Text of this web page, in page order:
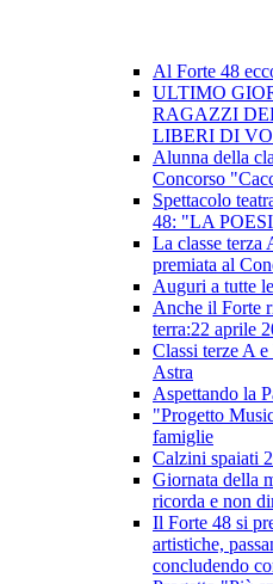
Al Forte 48
ULTIMO
RAGAZZI
LIBERI DI
Alunna della
Concorso
Spettacolo
48: "LA
La classe terza
premiata al
Auguri a tutte
Anche il Forte
terra:22 aprile
Classi terze A
Astra
Aspettando la
"Progetto
famiglie
Calzini spaiati
Giornata della
ricorda e non
Il Forte 48 si
artistiche,
concludendo